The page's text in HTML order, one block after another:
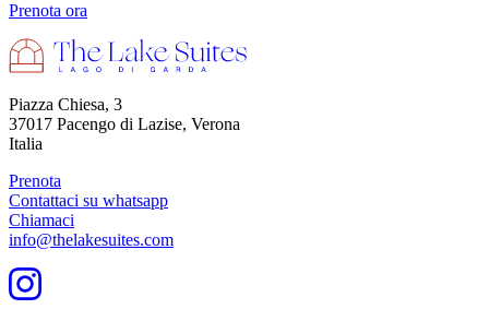
Prenota ora
Piazza Chiesa, 3
37017 Pacengo di Lazise, Verona
Italia
Prenota
Contattaci su whatsapp
Chiamaci
info@thelakesuites.com